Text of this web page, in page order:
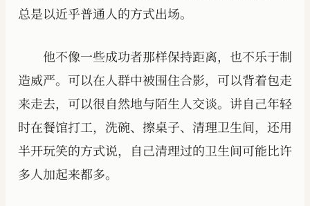
总是以近乎普通人的方式出场。
他不像一些成功者那样保持距离，也不乐于制
造威严。可以在人群中被围住合影，可以背着包走
来走去，可以很自然地与陌生人交谈。讲自己年轻
时在餐馆打工，洗碗、擦桌子、清理卫生间，还用
半开玩笑的方式说，自己清理过的卫生间可能比许
多人加起来都多。